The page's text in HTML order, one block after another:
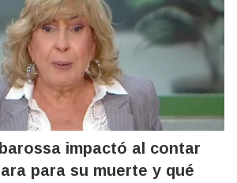
impactó al contar
para su muerte y qué